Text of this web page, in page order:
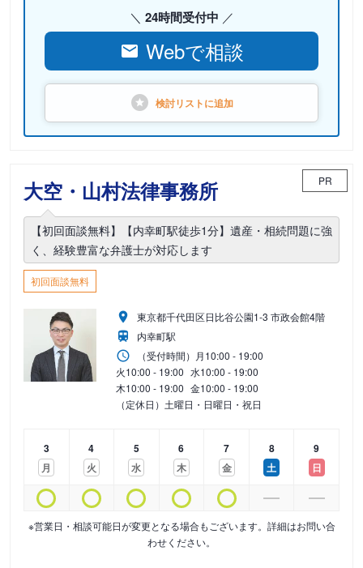
24時間受付中
Webで相談
検討リストに追加
大空・山村法律事務所 PR
【初回面談無料】【内幸町駅徒歩1分】遺産・相続問題に強
く、経験豊富な弁護士が対応します
初回面談無料
東京都千代田区日比谷公園1-3 市政会館4階
内幸町駅
（受付時間） 月10:00 - 19:00
火10:00 - 19:00 水10:00 - 19:00
木10:00 - 19:00 金10:00 - 19:00
（定休日）土曜日・日曜日・祝日
3
月
4
火
5
水
6
木
7
金
8
土
9
日
※営業日・相談可能日が変更となる場合もございます。詳細はお問い合
わせください。